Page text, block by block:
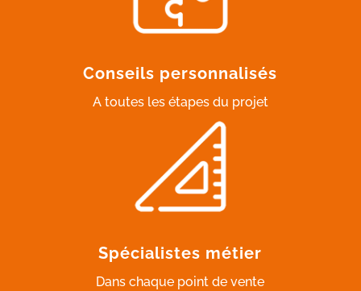
Conseils personnalisés
A toutes les étapes du projet
Spécialistes métier
Dans chaque point de vente